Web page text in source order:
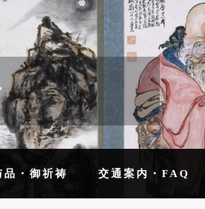
品・御祈祷 交通案内・FAQ